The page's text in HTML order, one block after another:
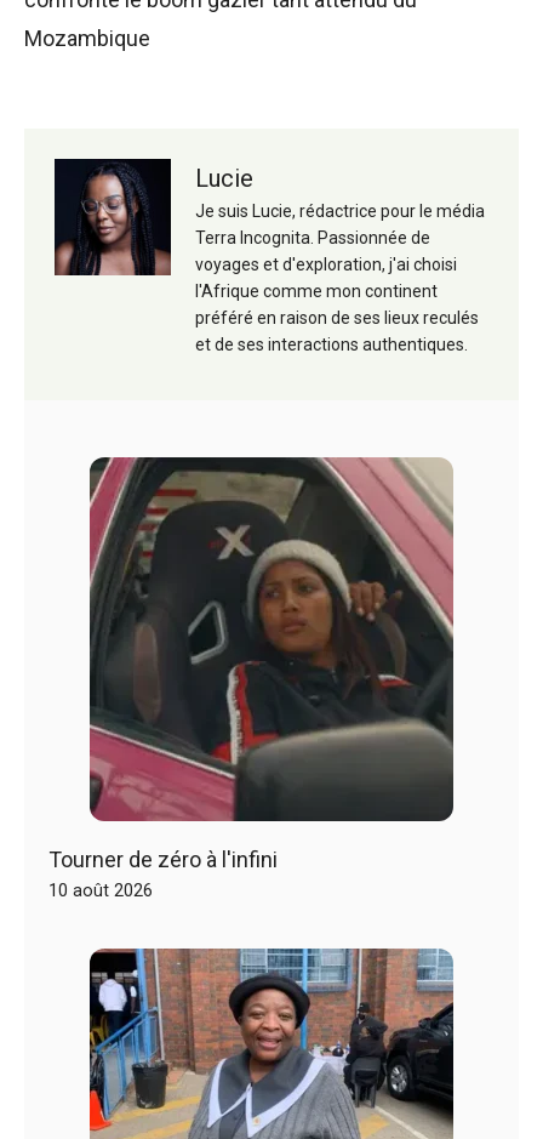
Mozambique
Lucie
Je suis Lucie, rédactrice pour le média
Terra Incognita. Passionnée de
voyages et d'exploration, j'ai choisi
l'Afrique comme mon continent
préféré en raison de ses lieux reculés
et de ses interactions authentiques.
Tourner de zéro à l'infini
10 août 2026